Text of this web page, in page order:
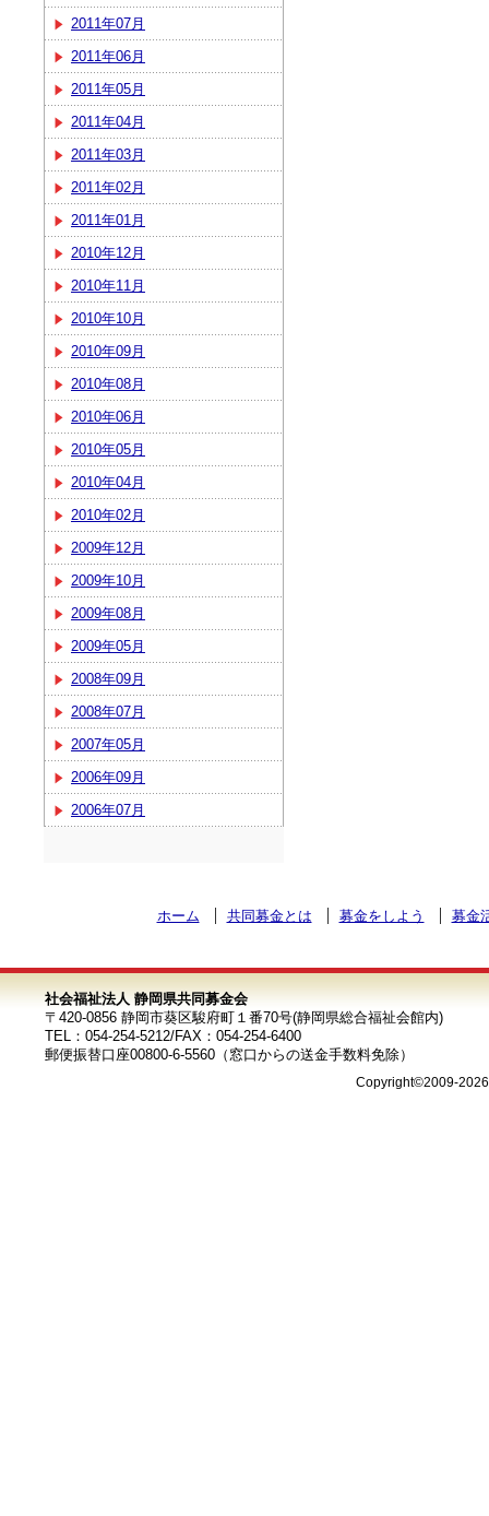
2011年07月
2011年06月
2011年05月
2011年04月
2011年03月
2011年02月
2011年01月
2010年12月
2010年11月
2010年10月
2010年09月
2010年08月
2010年06月
2010年05月
2010年04月
2010年02月
2009年12月
2009年10月
2009年08月
2009年05月
2008年09月
2008年07月
2007年05月
2006年09月
2006年07月
ホーム 共同募金とは 募金をしよう 募金
社会福祉法人 静岡県共同募金会
〒420-0856 静岡市葵区駿府町１番70号(静岡県総合福祉会館内)
TEL：054-254-5212/FAX：054-254-6400
郵便振替口座00800-6-5560（窓口からの送金手数料免除）
Copyright©2009-